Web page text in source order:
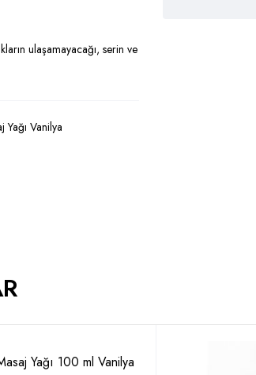
ulaşamayacağı, serin ve
Vanilya
Yağı 100 ml Vanilya